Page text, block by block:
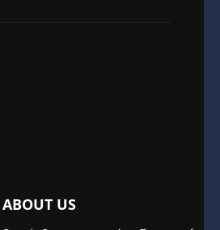
ABOUT US